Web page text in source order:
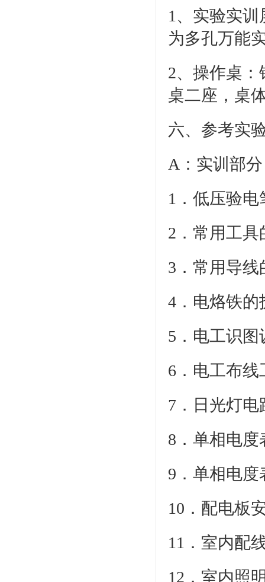
1、实验实
为多孔万能
2、操作桌
桌二座，桌
六、参考实
A：实训部分
1．低压验电
2．常用工
3．常用导
4．电烙铁
5．电工识图
6．电工布线
7．日光灯
8．单相电
9．单相电
10．配电板
11．室内配
12．室内照